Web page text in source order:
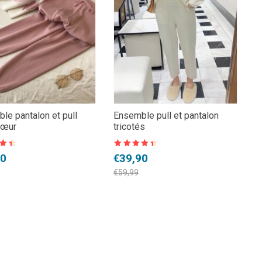
pantalon et pull
Ensemble pull et pantalon
tricotés
sur 5
€59,99
Le
prix
€39,90
Le
prix